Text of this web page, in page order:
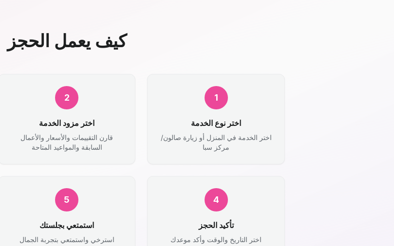
كيف يعمل الحجز
1
اختر نوع الخدمة
اختر الخدمة في المنزل أو زيارة صالون/
مركز سبا
2
اختر مزود الخدمة
قارن التقييمات والأسعار والأعمال
السابقة والمواعيد المتاحة
4
تأكيد الحجز
اختر التاريخ والوقت وأكد موعدك
5
استمتعي بجلستك
استرخي واستمتعي بتجربة الجمال